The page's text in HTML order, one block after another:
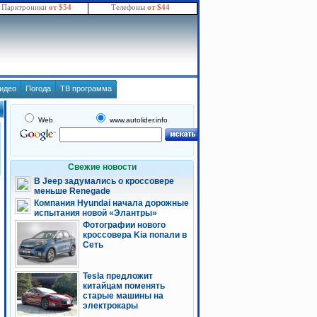
Парктроники от $54 Телефоны от $44
Погода ТВ программа
Web www.autolider.info
Свежие новости
В Jeep задумались о кроссовере
меньше Renegade
Компания Hyundai начала дорожные
испытания новой «Элантры»
Фотографии нового
кроссовера Kia попали в
Сеть
Tesla предложит
китайцам поменять
старые машины на
электрокары